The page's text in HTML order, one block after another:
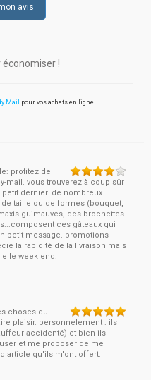
avis
!
Mail pour vos achats en ligne
profitez de
mail. vous trouverez à coup sûr
dernier. de nombreux
taille ou de formes (bouquet,
guimauves, des brochettes
ces gâteaux qui
petit message. promotions
la rapidité de la livraison mais
le week end.
choses qui
plaisir. personnelement : ils
accidenté) et bien ils
et me proposer de me
article qu'ils m'ont offert.